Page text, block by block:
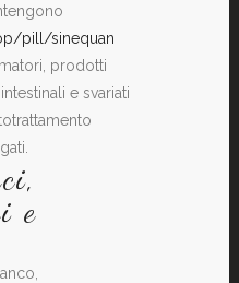
pill/sinequan
prodotti
e svariati
e